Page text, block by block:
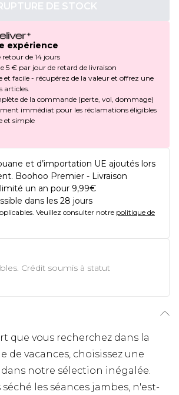
DE STOCK
expérience
de 14 jours
5 € par jour de retard de livraison
et facile - récupérez de la valeur et offrez une
articles.
de la commande (perte, vol, dommage)
immédiat pour les réclamations éligibles
et simple
et d’importation UE ajoutés lors
Boohoo Premier - Livraison
un an pour 9,99€
dans les 28 jours
Veuillez consulter notre politique de
Crédit soumis à statut
que vous recherchez dans la
de vacances, choisissez une
notre sélection inégalée.
séché les séances jambes, n'est-